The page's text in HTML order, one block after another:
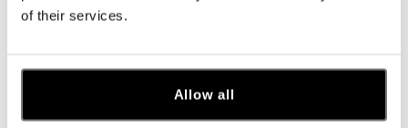
of their services.
Allow all
Prihláste sa na odber newslettera
trh.